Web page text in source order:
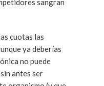
sangran
cuotas las
ya deberías
no puede
antes ser